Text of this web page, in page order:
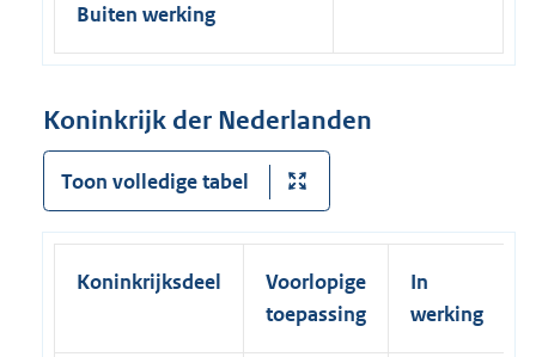
Buiten werking
Koninkrijk der Nederlanden
Toon volledige tabel
Koninkrijksdeel
Voorlopige
toepassing
In
werking